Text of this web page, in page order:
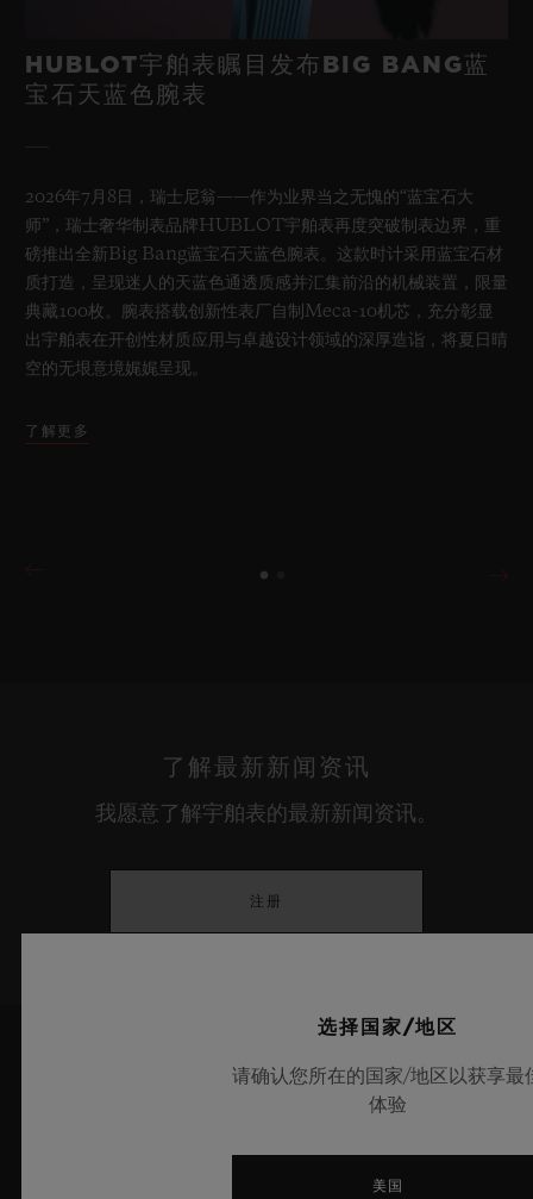
HUBLOT宇舶表瞩目发布BIG BANG蓝
宝石天蓝色腕表
2026年7月8日，瑞士尼翁——作为业界当之无愧的“蓝宝石大
师”，瑞士奢华制表品牌HUBLOT宇舶表再度突破制表边界，重
磅推出全新Big Bang蓝宝石天蓝色腕表。这款时计采用蓝宝石材
质打造，呈现迷人的天蓝色通透质感并汇集前沿的机械装置，限量
典藏100枚。腕表搭载创新性表厂自制Meca-10机芯，充分彰显
出宇舶表在开创性材质应用与卓越设计领域的深厚造诣，将夏日晴
空的无垠意境娓娓呈现。
了解更多
了解最新新闻资讯
我愿意了解宇舶表的最新新闻资讯。
注册
选择国家/地区
请确认您所在的国家/地区以获享最
体验
美国